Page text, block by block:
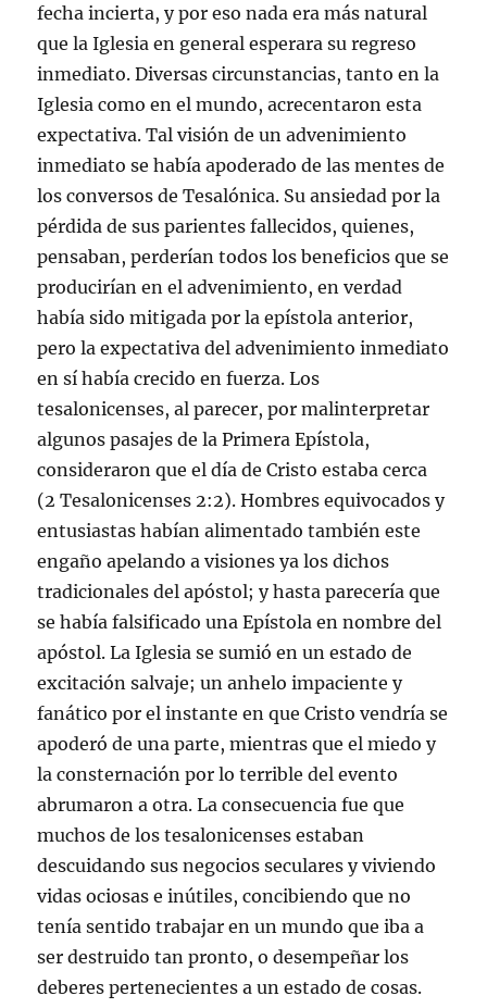
fecha incierta, y por eso nada era más natural
que la Iglesia en general esperara su regreso
inmediato. Diversas circunstancias, tanto en la
Iglesia como en el mundo, acrecentaron esta
expectativa. Tal visión de un advenimiento
inmediato se había apoderado de las mentes de
los conversos de Tesalónica. Su ansiedad por la
pérdida de sus parientes fallecidos, quienes,
pensaban, perderían todos los beneficios que se
producirían en el advenimiento, en verdad
había sido mitigada por la epístola anterior,
pero la expectativa del advenimiento inmediato
en sí había crecido en fuerza. Los
tesalonicenses, al parecer, por malinterpretar
algunos pasajes de la Primera Epístola,
consideraron que el día de Cristo estaba cerca
(2 Tesalonicenses 2:2). Hombres equivocados y
entusiastas habían alimentado también este
engaño apelando a visiones ya los dichos
tradicionales del apóstol; y hasta parecería que
se había falsificado una Epístola en nombre del
apóstol. La Iglesia se sumió en un estado de
excitación salvaje; un anhelo impaciente y
fanático por el instante en que Cristo vendría se
apoderó de una parte, mientras que el miedo y
la consternación por lo terrible del evento
abrumaron a otra. La consecuencia fue que
muchos de los tesalonicenses estaban
descuidando sus negocios seculares y viviendo
vidas ociosas e inútiles, concibiendo que no
tenía sentido trabajar en un mundo que iba a
ser destruido tan pronto, o desempeñar los
deberes pertenecientes a un estado de cosas.